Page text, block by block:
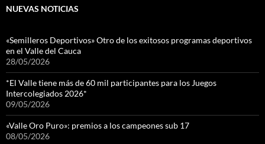
NUEVAS NOTICIAS
«Semilleros Deportivos» Otro de los exitosos programas deportivos
en el Valle del Cauca
28/05/2026
*El Valle tiene más de 60 mil participantes para los Juegos
Intercolegiados 2026*
09/05/2026
«Valle Oro Puro»: premios a los campeones sub 17
08/05/2026